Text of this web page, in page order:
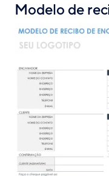
Modelo de